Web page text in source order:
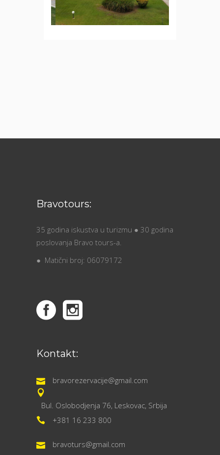
Bravotours:
35 godina iskustva u turizmu ● 30 godina
poslovanja Bravo tours-a.
● Matični broj: 06079172
Kontakt:
bravorezervacije@gmail.com
Bul. Oslobodjenja 76, Leskovac, Srbija
+381 16 233 800
bravoturs@gmail.com